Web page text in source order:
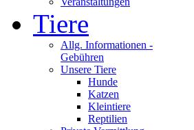
Tiere
Allg. Informationen -
Gebühren
Unsere Tiere
Hunde
Katzen
Kleintiere
Reptilien